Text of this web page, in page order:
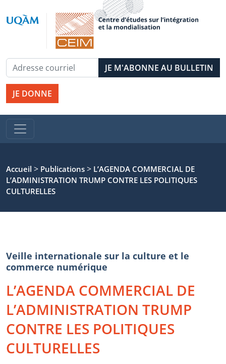
JE DONNE
Accueil > Publications > L’AGENDA COMMERCIAL DE
L’ADMINISTRATION TRUMP CONTRE LES POLITIQUES
CULTURELLES
Veille internationale sur la culture et le
commerce numérique
L’AGENDA COMMERCIAL DE
L’ADMINISTRATION TRUMP
CONTRE LES POLITIQUES
CULTURELLES